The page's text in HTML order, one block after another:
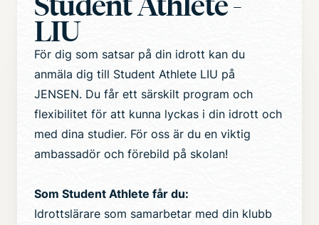
LIU
För dig som satsar på din idrott kan du
anmäla dig till Student Athlete LIU på
JENSEN. Du får ett särskilt program och
flexibilitet för att kunna lyckas i din idrott och
med dina studier. För oss är du en viktig
ambassadör och förebild på skolan!
Som Student Athlete får du:
Idrottslärare som samarbetar med din klubb